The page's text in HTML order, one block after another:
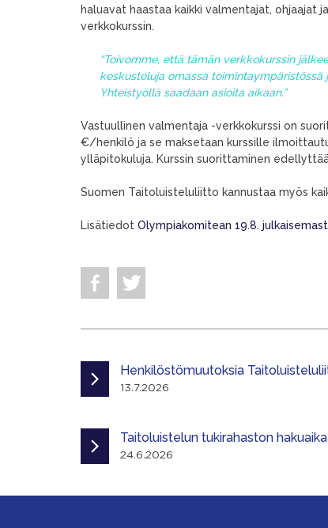
haluavat haastaa kaikki valmentajat, ohjaajat
verkkokurssin.
“Toivomme, että tämän verkkokurssin
keskusteluja omassa
Yhteistyöllä saadaan asioita aikaan.”
Vastuullinen valmentaja -verkkokurssi on
€/henkilö ja se maksetaan kurssille
ylläpitokuluja. Kurssin suorittaminen
Suomen Taitoluisteluliitto kannustaa myös
Lisätiedot Olympiakomitean 19.8.
Henkilöstömuutoksia
13.7.2026
Taitoluistelun tukirahaston
24.6.2026